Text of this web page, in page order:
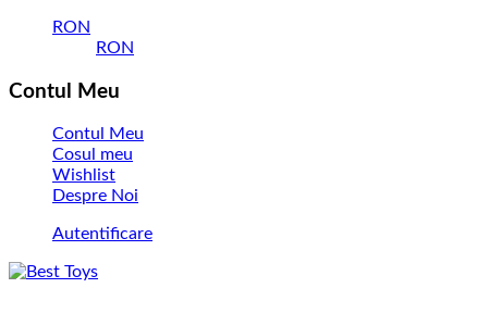
RON
RON
Contul Meu
Contul Meu
Cosul meu
Wishlist
Despre Noi
Autentificare